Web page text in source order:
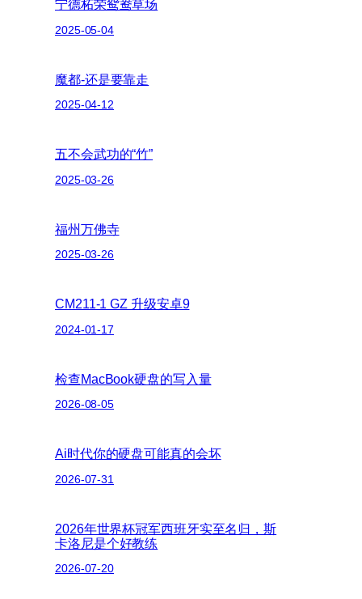
宁德柘荣鸳鸯草场
2025-05-04
魔都-还是要靠走
2025-04-12
五不会武功的“竹”
2025-03-26
福州万佛寺
2025-03-26
CM211-1 GZ 升级安卓9
2024-01-17
检查MacBook硬盘的写入量
2026-08-05
Ai时代你的硬盘可能真的会坏
2026-07-31
2026年世界杯冠军西班牙实至名归，斯
卡洛尼是个好教练
2026-07-20